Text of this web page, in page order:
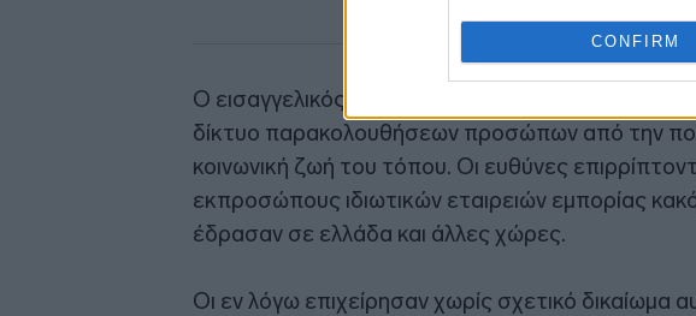
CONFIRM
Ο εισαγγελικός λειτουργός στο πόρισμά του
δίκτυο παρακολουθήσεων προσώπων από την
κοινωνική ζωή του τόπου. Οι ευθύνες
εκπροσώπους ιδιωτικών εταιρειών εμπορίας
έδρασαν σε ελλάδα και άλλες χώρες.
Οι εν λόγω επιχείρησαν χωρίς σχετικό δικαίωμα